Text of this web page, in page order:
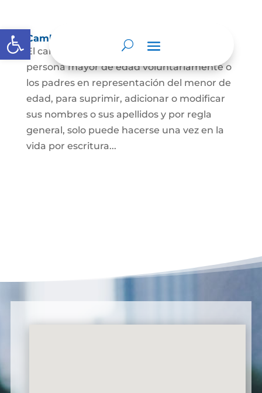
Abrir barra de herramientas
Cambio Nombre
El cambio de nombre lo podrá hacer la
persona mayor de edad voluntariamente o
los padres en representación del menor de
edad, para suprimir, adicionar o modificar
sus nombres o sus apellidos y por regla
general, solo puede hacerse una vez en la
vida por escritura...